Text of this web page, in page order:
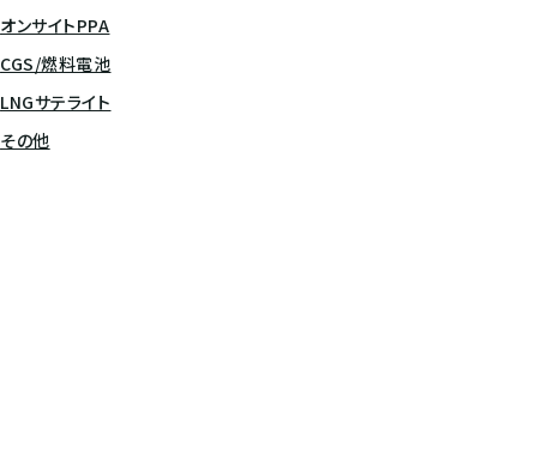
オンサイトPPA
CGS/燃料電池
LNGサテライト
その他